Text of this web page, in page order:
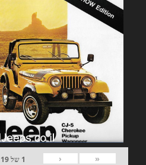
«
‹
1 של19